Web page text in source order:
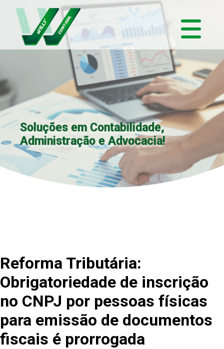
Soluções em Contabilidade,
Administração e Advocacia!
Reforma Tributária:
Obrigatoriedade de inscrição
no CNPJ por pessoas físicas
para emissão de documentos
fiscais é prorrogada